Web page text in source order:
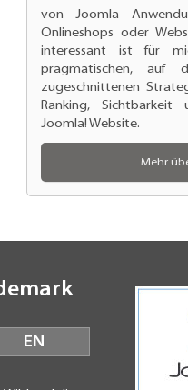
von Joomla
Onlineshops oder
interessant ist für
pragmatischen, auf
zugeschnittenen
Ranking, Sichtbarkeit
Joomla! Website.
Mehr
EN